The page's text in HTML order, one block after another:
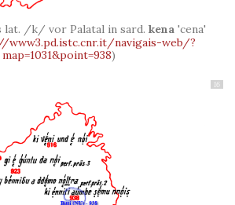
lat. /k/ vor Palatal in sard. kena'cena'
www3.pd.istc.cnr.it/navigais-web/?
map=1031&point=938)
16